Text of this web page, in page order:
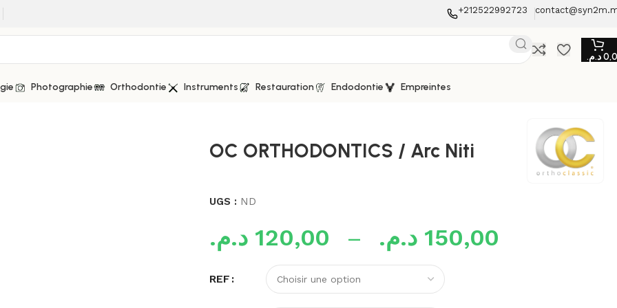
+212522992723
د.م.
Photographie Orthodontie Instruments Restauration Endodontie Empreintes
OC ORTHODONTICS / Arc Niti
UGS : ND
120,00 د.م. – 150,00 د.م.
REF